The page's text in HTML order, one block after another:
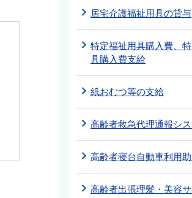
居宅介護福祉用具の貸与
特定福祉用具購入費、
具購入費支給
紙おむつ等の支給
高齢者救急代理通報シ
高齢者寝台自動車利用
高齢者出張理髪・美容